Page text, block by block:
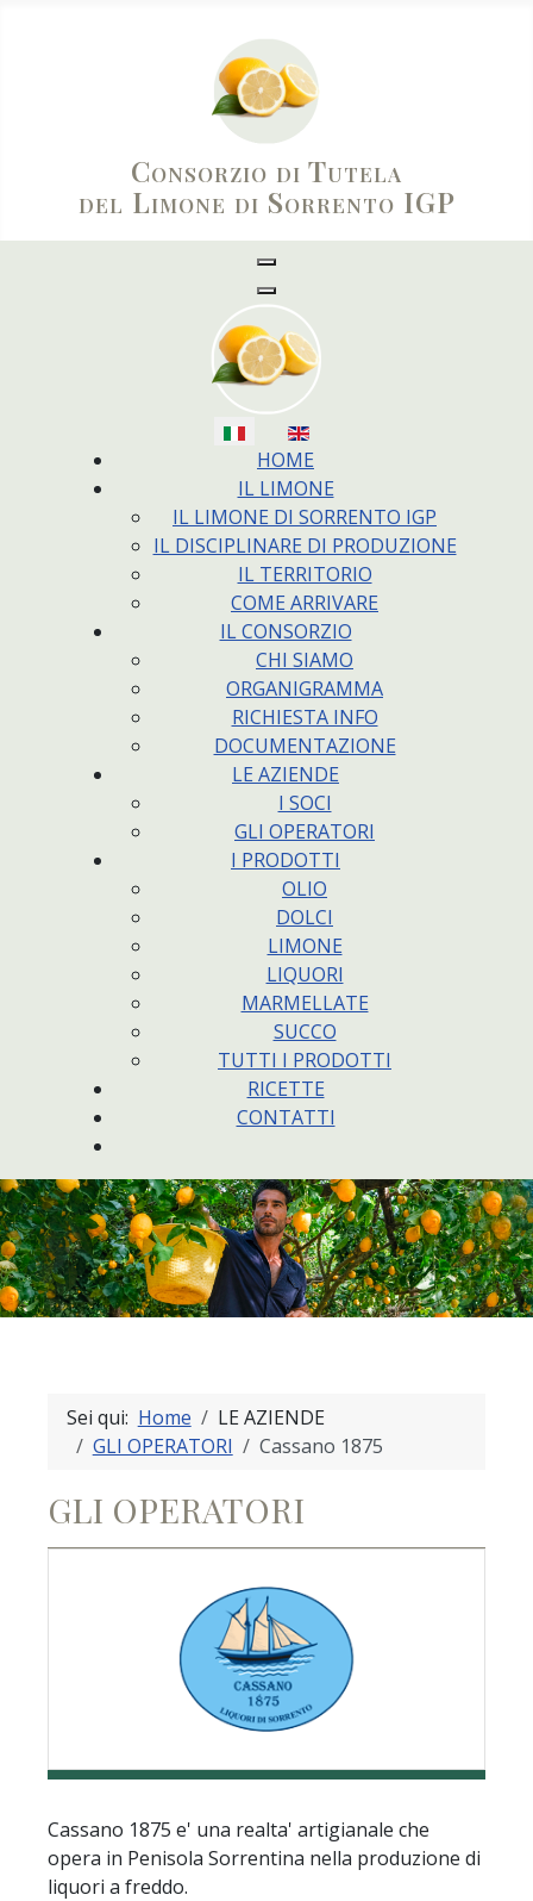
Consorzio di Tutela
del Limone di Sorrento IGP
Seleziona la tua lingua
HOME
IL LIMONE
IL LIMONE DI SORRENTO IGP
IL DISCIPLINARE DI PRODUZIONE
IL TERRITORIO
COME ARRIVARE
IL CONSORZIO
CHI SIAMO
ORGANIGRAMMA
RICHIESTA INFO
DOCUMENTAZIONE
LE AZIENDE
I SOCI
GLI OPERATORI
I PRODOTTI
OLIO
DOLCI
LIMONE
LIQUORI
MARMELLATE
SUCCO
TUTTI I PRODOTTI
RICETTE
CONTATTI
Sei qui: Home
LE AZIENDE
GLI OPERATORI
Cassano 1875
GLI OPERATORI
Cassano 1875 e' una realta' artigianale che
opera in Penisola Sorrentina nella produzione di
liquori a freddo.